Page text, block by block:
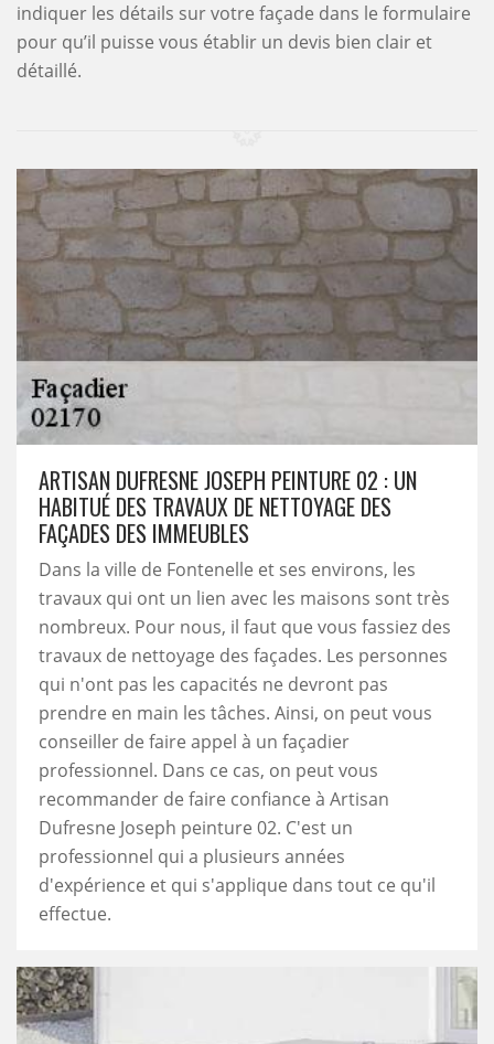
indiquer les détails sur votre façade dans le formulaire
pour qu’il puisse vous établir un devis bien clair et
détaillé.
ARTISAN DUFRESNE JOSEPH PEINTURE 02 : UN
HABITUÉ DES TRAVAUX DE NETTOYAGE DES
FAÇADES DES IMMEUBLES
Dans la ville de Fontenelle et ses environs, les
travaux qui ont un lien avec les maisons sont très
nombreux. Pour nous, il faut que vous fassiez des
travaux de nettoyage des façades. Les personnes
qui n'ont pas les capacités ne devront pas
prendre en main les tâches. Ainsi, on peut vous
conseiller de faire appel à un façadier
professionnel. Dans ce cas, on peut vous
recommander de faire confiance à Artisan
Dufresne Joseph peinture 02. C'est un
professionnel qui a plusieurs années
d'expérience et qui s'applique dans tout ce qu'il
effectue.